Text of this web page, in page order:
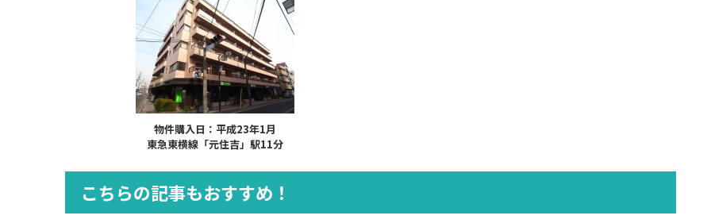
物件購入日：平成23年1月
東急東横線「元住吉」駅11分
こちらの記事もおすすめ！